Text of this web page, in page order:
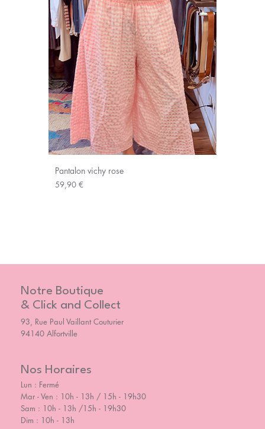
Pantalon vichy rose
Prix
59,90 €
Notre Boutique
& Click and Collect
93, Rue Paul Vaillant Couturier
94140 Alfortville
Nos Horaires
Lun : Fermé
Mar - Ven : 10h - 13h / 15h - 19h30
Sam : 10h - 13h /15h - 19h30
Dim : 10h - 13h